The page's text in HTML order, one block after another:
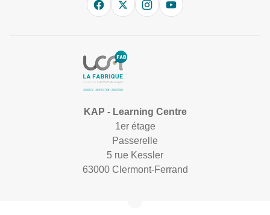
KAP - Learning Centre
1er étage
Passerelle
5 rue Kessler
63000 Clermont-Ferrand